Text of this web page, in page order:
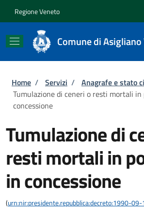
Regione Veneto
Comune di
Briciole di pane
Home / Servizi / Anagrafe e stato
Tumulazione di ceneri o resti mortali in
concessione
Tumulazione di
resti mortali in
in concessione
(urn:nir:presidente.repubblica:decreto:1990-